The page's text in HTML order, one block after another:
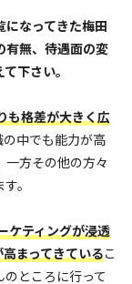
なってきた梅田
有無、待遇面の変
下さい。
も格差が大きく広
中でも能力が高
一方その他の方々
。
ケティングが浸透
まってきているこ
ところに行って